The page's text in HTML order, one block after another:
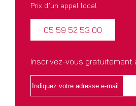
Prix d’un appel local
05 59 52 53 00
Inscrivez-vous gratuitement